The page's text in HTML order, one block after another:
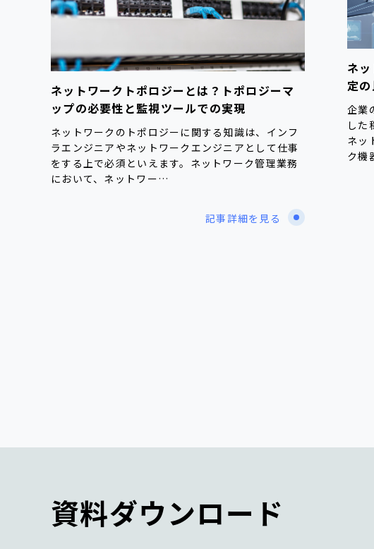
ネットワークトポロジーとは？トポロジーマ
ップの必要性と監視ツールでの実現
ネットワークのトポロジーに関する知識は、インフ
ラエンジニアやネットワークエンジニアとして仕事
をする上で必須といえます。ネットワーク管理業務
において、ネットワー…
記事詳細を見る
ネ
定
企業
した
ネッ
ク機
資料ダウンロード